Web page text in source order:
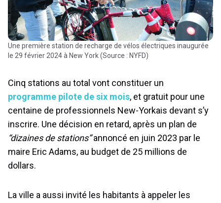
Une première station de recharge de vélos électriques inaugurée
le 29 février 2024 à New York (Source : NYFD)
Cinq stations au total vont constituer un
programme pilote de six mois, et gratuit pour une
centaine de professionnels New-Yorkais devant s’y
inscrire. Une décision en retard, après un plan de
“dizaines de stations”annoncé en juin 2023 par le
maire Eric Adams, au budget de 25 millions de
dollars.
La ville a aussi invité les habitants à appeler les